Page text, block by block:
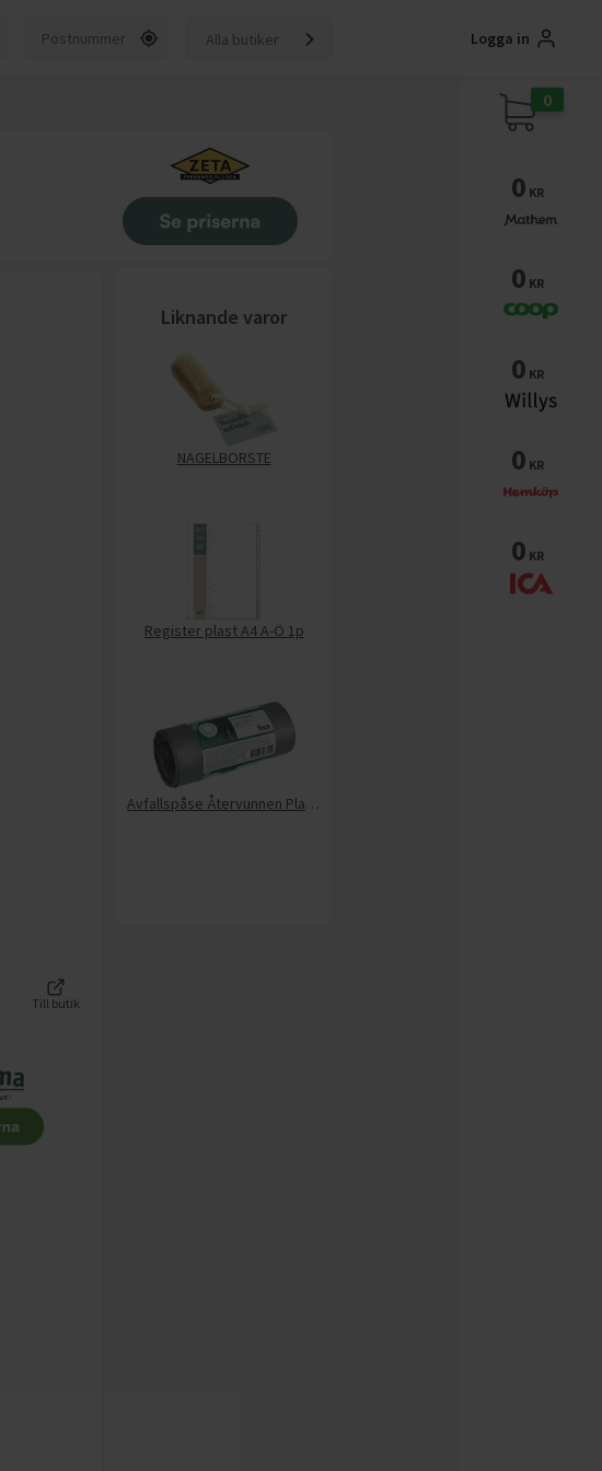
Alla butiker Logga in
Liknande varor
NAGELBORSTE
Register plast A4 A-Ö 1p
Avfallspåse Återvunnen Plast 30l
Till butik
0
0 KR
0 KR
0 KR
0 KR
0 KR